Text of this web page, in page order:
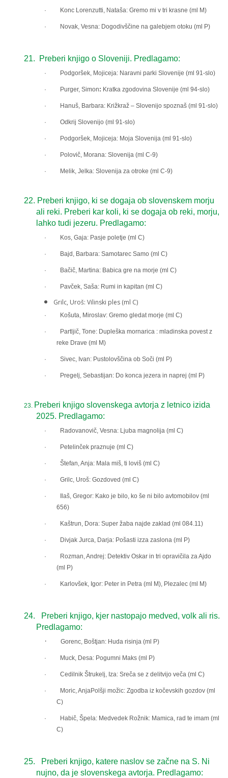
· Konc Lorenzutti, Nataša: Gremo mi v tri krasne (ml M)
· Novak, Vesna: Dogodivščine na galebjem otoku (ml P)
21. Preberi knjigo o Sloveniji. Predlagamo:
· Podgoršek, Mojiceja: Naravni parki Slovenije (ml 91-slo)
· Purger, Simon: Kratka zgodovina Slovenije (ml 94-slo)
· Hanuš, Barbara: Križkraž – Slovenijo spoznaš (ml 91-slo)
· Odkrij Slovenijo (ml 91-slo)
· Podgoršek, Mojiceja: Moja Slovenija (ml 91-slo)
· Polovič, Morana: Slovenija (ml C-9)
· Melik, Jelka: Slovenija za otroke (ml C-9)
22. Preberi knjigo, ki se dogaja ob slovenskem morju
ali reki. Preberi kar koli, ki se dogaja ob reki, morju,
lahko tudi jezeru. Predlagamo:
· Kos, Gaja: Pasje poletje (ml C)
· Bajd, Barbara: Samotarec Samo (ml C)
· Bačič, Martina: Babica gre na morje (ml C)
· Pavček, Saša: Rumi in kapitan (ml C)
Grilc, Uroš: Vilinski ples (ml C)
· Košuta, Miroslav: Gremo gledat morje (ml C)
· Partljič, Tone: Dupleška mornarica : mladinska povest z
reke Drave (ml M)
· Sivec, Ivan: Pustolovščina ob Soči (ml P)
· Pregelj, Sebastijan: Do konca jezera in naprej (ml P)
23. Preberi knjigo slovenskega avtorja z letnico izida
2025. Predlagamo:
· Radovanovič, Vesna: Ljuba magnolija (ml C)
· Petelinček praznuje (ml C)
· Štefan, Anja: Mala miš, ti loviš (ml C)
· Grilc, Uroš: Gozdoved (ml C)
· Ilaš, Gregor: Kako je bilo, ko še ni bilo avtomobilov (ml
656)
· Kaštrun, Dora: Super žaba najde zaklad (ml 084.11)
· Divjak Jurca, Darja: Pošasti izza zaslona (ml P)
· Rozman, Andrej: Detektiv Oskar in tri opravičila za Ajdo
(ml P)
· Karlovšek, Igor: Peter in Petra (ml M), Plezalec (ml M)
24.
Preberi knjigo, kjer nastopajo medved, volk ali ris.
Predlagamo:
· Gorenc, Boštjan: Huda risinja (ml P)
· Muck, Desa: Pogumni Maks (ml P)
· Cedilnik Štrukelj, Iza: Sreča se z delitvijo veča (ml C)
· Moric, AnjaPolšji možic: Zgodba iz kočevskih gozdov (ml
C)
· Habič, Špela: Medvedek Rožnik: Mamica, rad te imam (ml
C)
25. Preberi knjigo, katere naslov se začne na S. Ni
nujno, da je slovenskega avtorja. Predlagamo: